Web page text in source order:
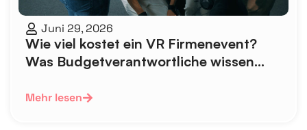
Juni 29, 2026
Wie viel kostet ein VR Firmenevent?
Was Budgetverantwortliche wissen
Mehr lesen